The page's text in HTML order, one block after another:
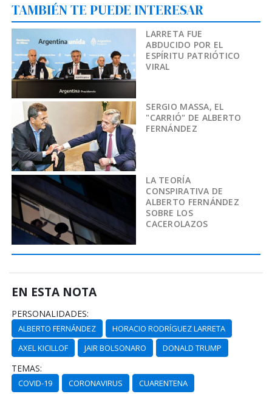
TAMBIÉN TE PUEDE INTERESAR
LARRETA FUE
ABDUCIDO POR EL
ESPÍRITU PATRIÓTICO
VIRAL
SERGIO MASSA, EL
"CARRIÓ" DE ALBERTO
FERNÁNDEZ
LA TEORÍA
CONSPIRATIVA DE
ALBERTO FERNÁNDEZ
SOBRE LOS
CACEROLAZOS
EN ESTA NOTA
PERSONALIDADES:
ALBERTO FERNÁNDEZ
HORACIO RODRÍGUEZ LARRETA
AXEL KICILLOF
JAIR BOLSONARO DONALD TRUMP
TEMAS:
COVID-19 CORONAVIRUS CUARENTENA